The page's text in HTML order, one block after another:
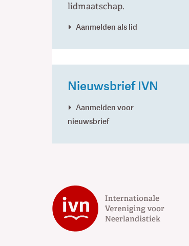
lidmaatschap.
Aanmelden als lid
Nieuwsbrief IVN
Aanmelden voor
nieuwsbrief